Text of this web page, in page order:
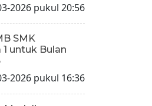
2026 pukul 20:56
SMK
untuk Bulan
2026 pukul 16:36